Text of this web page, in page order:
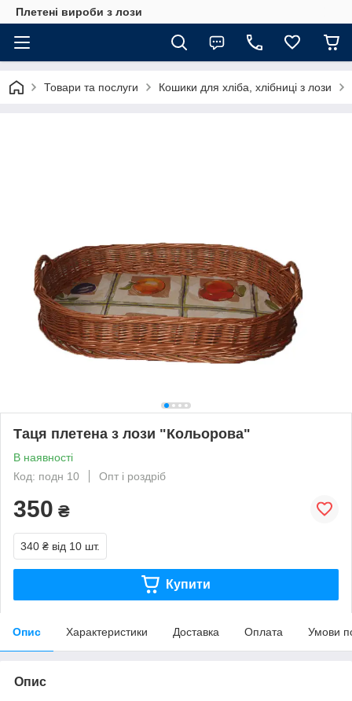
Плетені вироби з лози
Товари та послуги Кошики для хліба, хлібниці з лози
Таця плетена з лози "Кольорова"
В наявності
Код: подн 10
Опт і роздріб
350 ₴
340 ₴ від 10 шт.
Купити
Опис Характеристики Доставка Оплата Умови
Опис